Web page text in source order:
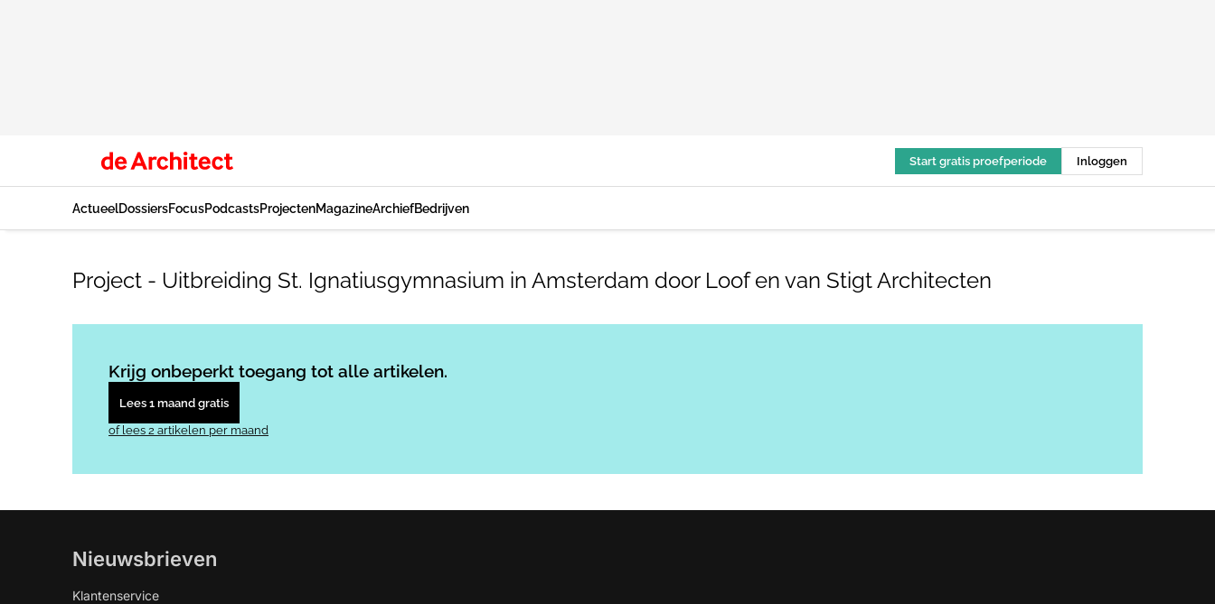
Start gratis proefperiode Inloggen
ActueelDossiersFocusPodcastsProjectenMagazineArchiefBedrijven
Project - Uitbreiding St. Ignatiusgymnasium in Amsterdam door Loof en van Stigt Architecten
Krijg onbeperkt toegang tot alle artikelen.
Lees 1 maand gratis
of lees 2 artikelen per maand
Nieuwsbrieven
Klantenservice